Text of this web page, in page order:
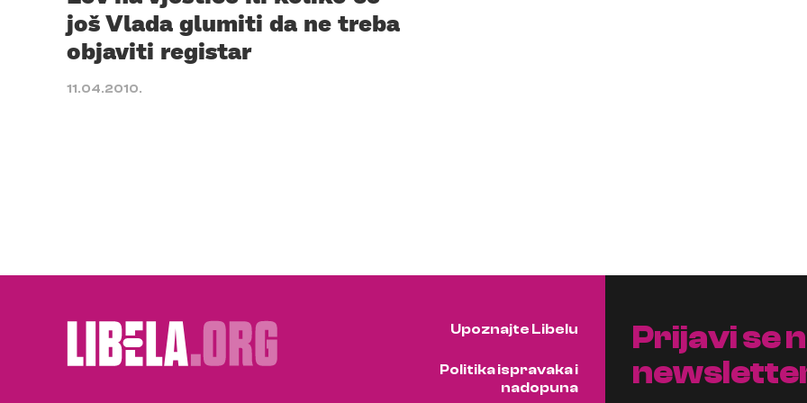
još Vlada glumiti da ne treba
objaviti registar
11.04.2010.
Upoznajte Libelu
Politika ispravaka i
nadopuna
Prijavi se